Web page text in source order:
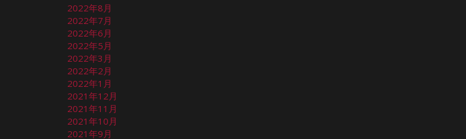
2022年8月
2022年7月
2022年6月
2022年5月
2022年3月
2022年2月
2022年1月
2021年12月
2021年11月
2021年10月
2021年9月